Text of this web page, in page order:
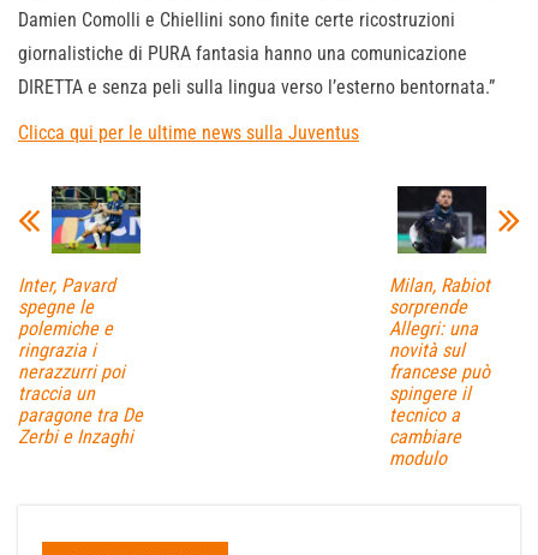
Damien Comolli e Chiellini sono finite certe ricostruzioni
giornalistiche di PURA fantasia hanno una comunicazione
DIRETTA e senza peli sulla lingua verso l’esterno bentornata.”
Clicca qui per le ultime news sulla Juventus
Inter, Pavard
spegne le
polemiche e
ringrazia i
nerazzurri poi
traccia un
paragone tra De
Zerbi e Inzaghi
Milan, Rabiot
sorprende
Allegri: una
novità sul
francese può
spingere il
tecnico a
cambiare
modulo